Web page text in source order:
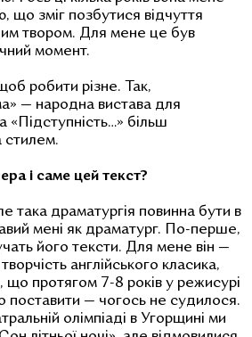
що зміг позбутися відчуття
твором. Для мене це був
момент.
робити різне. Так,
— народна вистава для
«Підступність…» більш
стилем.
і саме цей текст?
така драматургія повинна бути в
мені як драматург. По-перше,
його тексти. Для мене він —
англійського класика,
що протягом 7-8 років у режисурі
поставити — чогось не судилося.
олімпіаді в Угорщині ми